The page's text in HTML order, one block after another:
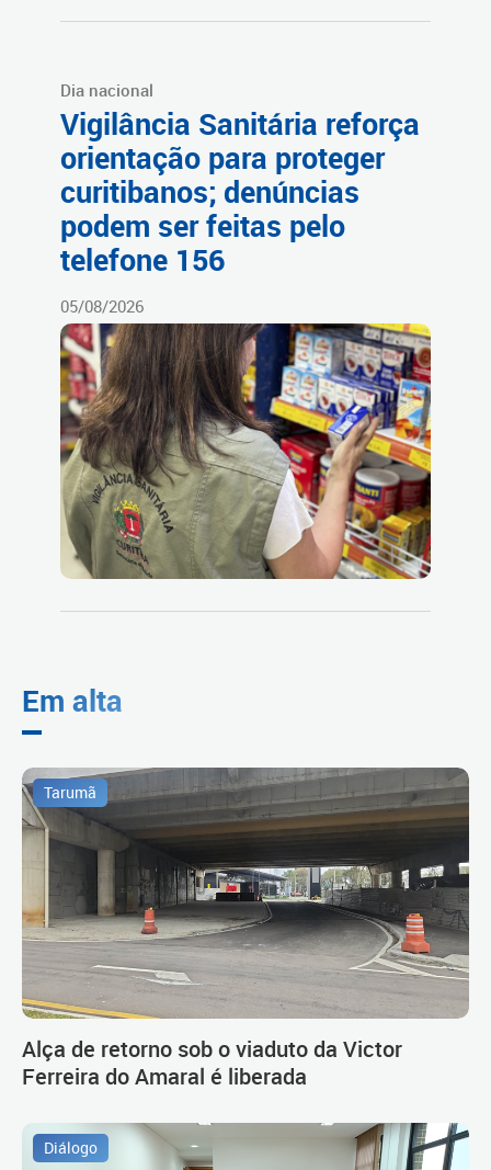
Dia nacional
Vigilância Sanitária reforça
orientação para proteger
curitibanos; denúncias
podem ser feitas pelo
telefone 156
05/08/2026
Em alta
Tarumã
Alça de retorno sob o viaduto da Victor
Ferreira do Amaral é liberada
Diálogo